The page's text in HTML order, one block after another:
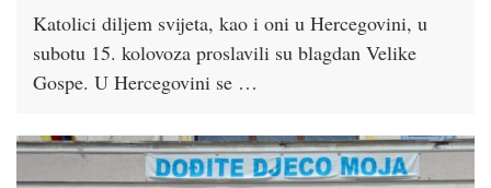
Katolici diljem svijeta, kao i oni u Hercegovini, u
subotu 15. kolovoza proslavili su blagdan Velike
Gospe. U Hercegovini se …